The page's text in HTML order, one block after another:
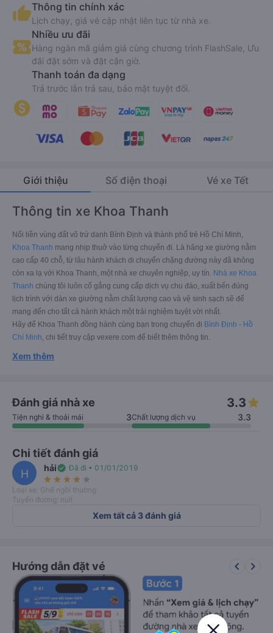
Thông tin chính xác
Lịch chạy, giá vé cập nhật liên tục từ nhà xe.
Nhiều ưu đãi
Hàng ngàn mã giảm giá cùng chương trình FlashSale, Ưu
đãi đặt sớm và đặt cận giờ.
Thanh toán đa dạng
Trả trước lẫn trả sau, bảo mật tuyệt đối.
Giới thiệu Số điện thoại Vé xe Tết
Thông tin xe Khoa Thanh
Nối liền vùng đất võ trứ danh Bình Định và thành phố trẻ Hồ Chí Minh,
Khoa Thanh mang nhịp thuở vào từng chuyến đi. Là hãng xe giường nằm
cao cấp 40 chỗ, từ lâu hành khách di chuyển chặng đường này đã không
còn xa lạ với Khoa Thanh, một nhà xe chuyên nghiệp, uy tín. Nhà xe Khoa
Thanh chúng tôi luôn cố gắng cung cấp dịch vụ chu đáo, xuất bến đúng
lịch trình với dàn xe giường nằm chất lượng cao và vệ sinh sạch sẽ để
mang đến cho tất cả hành khách một trải nghiệm tuyệt vời nhất.
Hãy để Khoa Thanh đồng hành cùng bạn trong chuyến đi Bình Định - Hồ
Chí Minh, chi tiết truy cập vexere.com để biết thêm thông tin.
Xem thêm
Đánh giá nhà xe 3.3
Tiện nghi & thoải mái 3Chất lượng dịch vụ 3.3
Chi tiết đánh giá
H hảiverified Đã đi • 01/01/2019
star_rate star_rate star_rate star_rate star_rate
Loại xe: Ghế ngồi thường
Tuyến đường: null
Xem tất cả 3 đánh giá
Hướng dẫn đặt vé keyboard_arrow_left keyboard_arrow_right